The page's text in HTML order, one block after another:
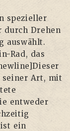
spezieller
durch Drehen
auswählt.
Rad, das
Art, mit
entweder
ein